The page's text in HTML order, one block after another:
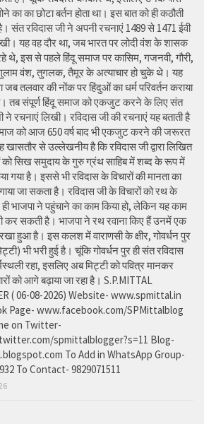
का का छोटा बर्तन होता था। इस बात को ही कठौती
संत रविदास जी ने अपनी रचनाएं 1489 से 1471 ईवी
यह वह दौर था, जब भारत पर लोदी वंश के शासक
थे, इस से पहले हिंदू समाज पर कासिम, गजनवी, गौरी,
वंश, तुगलक, तैमूर के अत्याचार हो चुके थे। यह
जब तलवार की नोंक पर हिंदुओं का धर्म परिवर्तन कराया
तब संपूर्ण हिंदू समाज को एकजुट करने के लिए संत
ने रचनाएं लिखी। रविदास जी की रचनाएं यह बताती है
को आज 650 वर्ष बाद भी एकजुट करने की जरूरत
खासतौर से उल्लेखनीय है कि रविदास जी द्वारा लिखित
को सिख समुदाय के गुरु ग्रंथ साहिब में शब्द के रूप में
गया है। इससे भी रविदास के विचारों की मानता का
जा सकता है। रविदास जी के विचारों को रथ के
भाजपा ने पहुंचाने का काम किया हो, लेकिन यह काम
कर सकती है। भाजपा ने रथ रवाना किए हैं उनमें एक
हुआ है। इस कलश में वाराणसी के क्षीर, गोवर्धन पुर
भी भरी हुई है। चूंकि गोवर्धन पुर ही संत रविदास
रहा, इसलिए अब मिट्टी को पवित्र मानकर
को आगे बढ़ाया जा रहा है। S.P.MITTAL
( 06-08-2026) Website- www.spmittal.in
Page- www.facebook.com/SPMittalblog
on Twitter-
spmittalblogger?s=11 Blog-
To Add in WhatsApp Group-
To Contact- 9829071511